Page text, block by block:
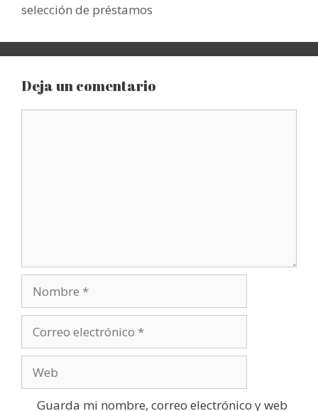
selección de préstamos
Deja un comentario
electrónico
Guarda mi nombre, correo electrónico y web